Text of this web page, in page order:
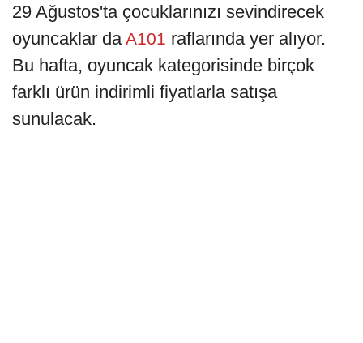
29 Ağustos'ta çocuklarınızı sevindirecek
oyuncaklar da A101 raflarında yer alıyor.
Bu hafta, oyuncak kategorisinde birçok
farklı ürün indirimli fiyatlarla satışa
sunulacak.